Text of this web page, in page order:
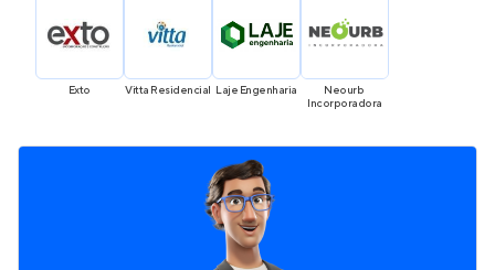
Exto Vitta Residencial Laje Engenharia
Neourb
Incorporadora